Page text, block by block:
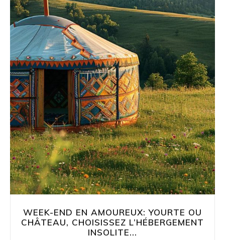
WEEK-END EN AMOUREUX: YOURTE OU
CHÂTEAU, CHOISISSEZ L’HÉBERGEMENT
INSOLITE...